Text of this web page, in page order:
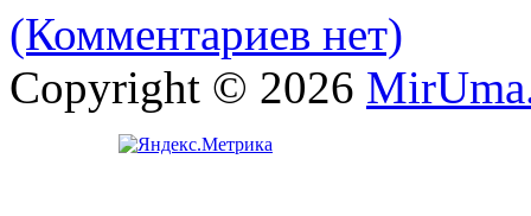
(Комментариев нет)
Copyright © 2026